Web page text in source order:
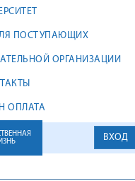
ПОСТУПАЮЩИХ
ОРГАНИЗАЦИИ
ОПЛАТА
ВХОД